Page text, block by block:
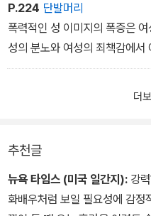
지루하고 따분해 어쩔 줄 모르
신비를 버리고 직장으로 향했을
할 수 있을까? 예전처럼 불안해
경증이어야 했다. 프리단의 말
미인으로서 해야 할 정말 중요
것이라고 왜 아무도 말하지 않
P.224 단발머리
폭력적인 성 이미지의 폭증은
성의 분노와 여성의 죄책감에서
더
추천글
뉴욕 타임스 (미국 일간지): 강
화배우처럼 보일 필요성에 감